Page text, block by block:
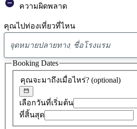
ความผิดพลาด
คุณไปท่องเที่ยวที่ไหน
พบ
ข้อ
เสนอ
0
คุณจะมาถึงเมื่อไหร่? (optional)
เลือกวันที่เริ่มต้น
ที่สิ้นสุด
Booking Dates